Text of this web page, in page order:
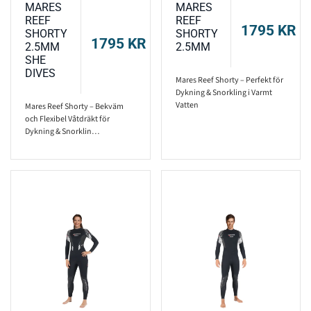
MARES
REEF
SHORTY
2.5MM
SHE
DIVES
1795 KR
Mares Reef Shorty – Bekväm
och Flexibel Våtdräkt för
Dykning & Snorklin…
MARES
REEF
SHORTY
2.5MM
1795 KR
Mares Reef Shorty – Perfekt för
Dykning & Snorkling i Varmt
Vatten